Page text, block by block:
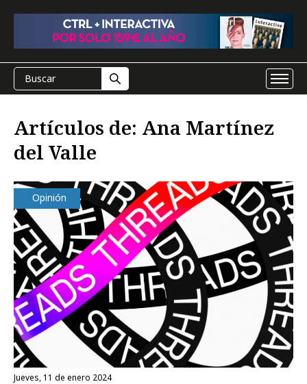
Artículos de: Ana Martínez
del Valle
Opinión
jueves, 11 de enero 2024